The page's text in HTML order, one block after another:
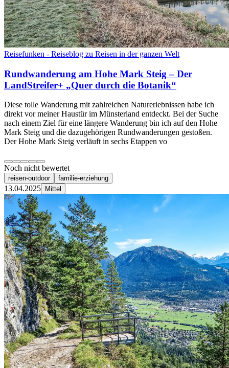
Reisefunken - Reiseblog zu Reisen in der ganzen Welt
Rundwanderung am Hohe Mark Steig – Der
LandStreifer+ „Quer durch die Botanik“
Diese tolle Wanderung mit zahlreichen Naturerlebnissen habe ich
direkt vor meiner Haustür im Münsterland entdeckt. Bei der Suche
nach einem Ziel für eine längere Wanderung bin ich auf den Hohe
Mark Steig und die dazugehörigen Rundwanderungen gestoßen.
Der Hohe Mark Steig verläuft in sechs Etappen vo
Noch nicht bewertet
reisen-outdoor familie-erziehung
13.04.2025 Mittel